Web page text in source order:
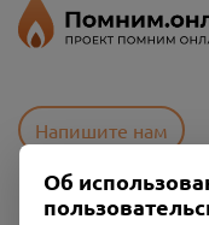
Напишите нам
Об